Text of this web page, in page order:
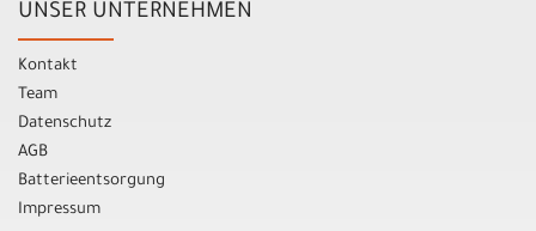
UNSER UNTERNEHMEN
Kontakt
Team
Datenschutz
AGB
Batterieentsorgung
Impressum